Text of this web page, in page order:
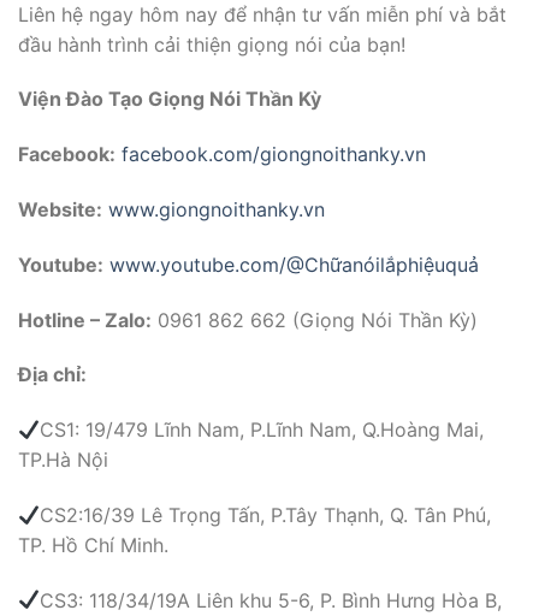
Liên hệ ngay hôm nay để nhận tư vấn miễn phí và bắt
đầu hành trình cải thiện giọng nói của bạn!
Viện Đào Tạo Giọng Nói Thần Kỳ
Facebook: facebook.com/giongnoithanky.vn
Website: www.giongnoithanky.vn
Youtube: www.youtube.com/@Chữanóilắphiệuquả
Hotline – Zalo: 0961 862 662 (Giọng Nói Thần Kỳ)
Địa chỉ:
CS1: 19/479 Lĩnh Nam, P.Lĩnh Nam, Q.Hoàng Mai,
TP.Hà Nội
CS2:16/39 Lê Trọng Tấn, P.Tây Thạnh, Q. Tân Phú,
TP. Hồ Chí Minh.
CS3: 118/34/19A Liên khu 5-6, P. Bình Hưng Hòa B,